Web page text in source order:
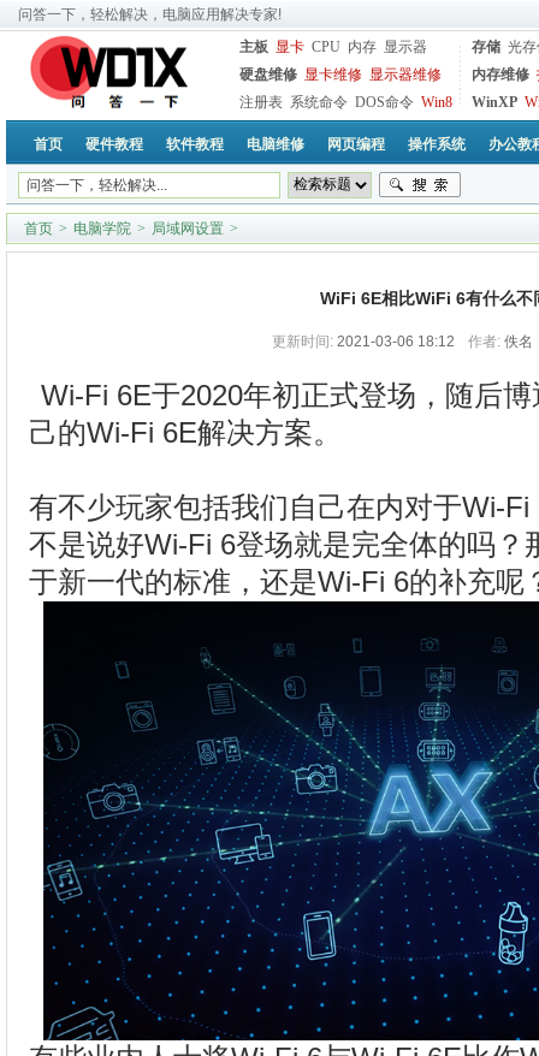
问答一下，轻松解决，电脑应用解决专家!
主板 显卡 CPU 内存 显示器
硬盘维修 显卡维修 显示器维修
注册表 系统命令 DOS命令 Win8
存储 光
内存维修
WinXP
首页 硬件教程 软件教程 电脑维修 网页编程 操作系统 办公教
首页 > 电脑学院 > 局域网设置 >
WiFi 6E相比WiFi 6有什么不
更新时间: 2021-03-06 18:12 作者: 佚名
Wi-Fi 6E于2020年初正式登场，随后
己的Wi-Fi 6E解决方案。
有不少玩家包括我们自己在内对于Wi-
不是说好Wi-Fi 6登场就是完全体的吗？
于新一代的标准，还是Wi-Fi 6的补充呢